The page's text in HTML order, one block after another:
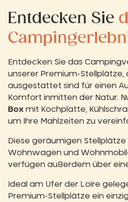
Entdecken Sie
Entdecken Sie das
unserer Premium-Stellplätze,
ausgestattet sind für einen
Komfort inmitten der Natur.
Box mit Kochplatte,
um Ihre Mahlzeiten zu
Diese geräumigen Stellplätze
Wohnwagen und
verfügen außerdem über
Ideal am Ufer der Loire
Premium-Stellplätze ein